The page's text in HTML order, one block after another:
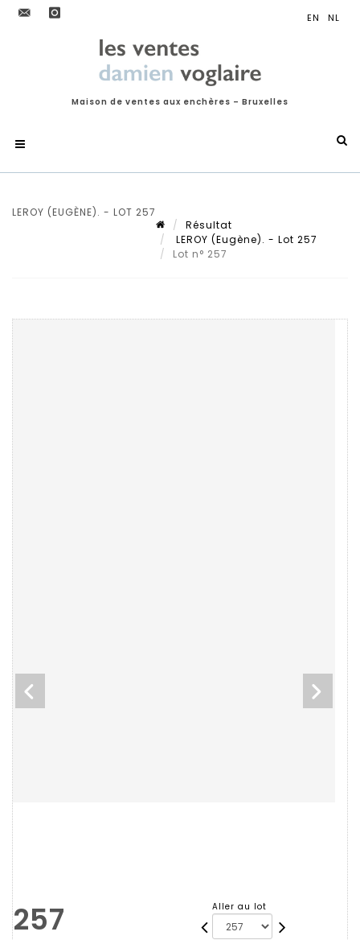
Maison de ventes aux enchères – Bruxelles
LEROY (EUGÈNE). - LOT 257
Résultat
LEROY (Eugène). - Lot 257
Lot n° 257
257 Aller au lot